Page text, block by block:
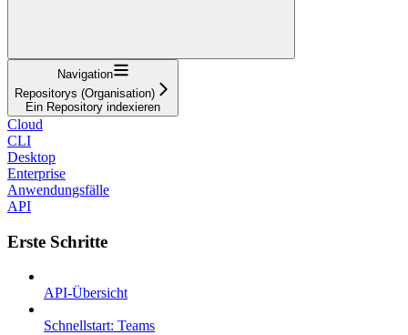
Navigation
Repositorys (Organisation)
Ein Repository indexieren
Cloud
CLI
Desktop
Enterprise
Anwendungsfälle
API
Erste Schritte
API-Übersicht
Schnellstart: Teams